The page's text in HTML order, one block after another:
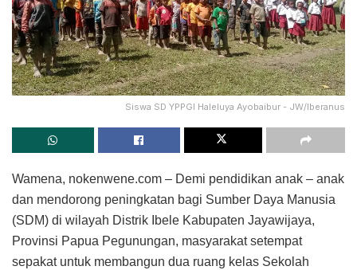
Siswa SD YPPGI Haleluya Ayobaibur - JW/Iberanus
Wamena, nokenwene.com – Demi pendidikan anak – anak
dan mendorong peningkatan bagi Sumber Daya Manusia
(SDM) di wilayah Distrik Ibele Kabupaten Jayawijaya,
Provinsi Papua Pegunungan, masyarakat setempat
sepakat untuk membangun dua ruang kelas Sekolah